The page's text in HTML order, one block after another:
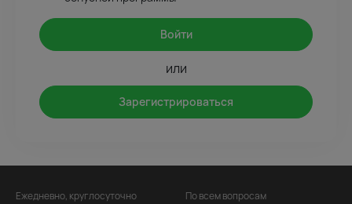
Войти
или
Зарегистрироваться
Ежедневно, круглосуточно По всем вопросам